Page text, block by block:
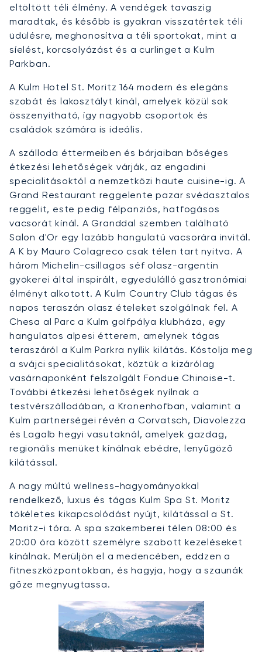
eltöltött téli élmény. A vendégek tavaszig
maradtak, és később is gyakran visszatértek téli
üdülésre, meghonosítva a téli sportokat, mint a
síelést, korcsolyázást és a curlinget a Kulm
Parkban.
A Kulm Hotel St. Moritz 164 modern és elegáns
szobát és lakosztályt kínál, amelyek közül sok
összenyitható, így nagyobb csoportok és
családok számára is ideális.
A szálloda éttermeiben és bárjaiban bőséges
étkezési lehetőségek várják, az engadini
specialitásoktól a nemzetközi haute cuisine-ig. A
Grand Restaurant reggelente pazar svédasztalos
reggelit, este pedig félpanziós, hatfogásos
vacsorát kínál. A Granddal szemben található
Salon d'Or egy lazább hangulatú vacsorára invitál.
A K by Mauro Colagreco csak télen tart nyitva. A
három Michelin-csillagos séf olasz-argentin
gyökerei által inspirált, egyedülálló gasztronómiai
élményt alkotott. A Kulm Country Club tágas és
napos teraszán olasz ételeket szolgálnak fel. A
Chesa al Parc a Kulm golfpálya klubháza, egy
hangulatos alpesi étterem, amelynek tágas
teraszáról a Kulm Parkra nyílik kilátás. Kóstolja meg
a svájci specialitásokat, köztük a kizárólag
vasárnaponként felszolgált Fondue Chinoise-t.
További étkezési lehetőségek nyílnak a
testvérszállodában, a Kronenhofban, valamint a
Kulm partnerségei révén a Corvatsch, Diavolezza
és Lagalb hegyi vasutaknál, amelyek gazdag,
regionális menüket kínálnak ebédre, lenyűgöző
kilátással.
A nagy múltú wellness-hagyományokkal
rendelkező, luxus és tágas Kulm Spa St. Moritz
tökéletes kikapcsolódást nyújt, kilátással a St.
Moritz-i tóra. A spa szakemberei télen 08:00 és
20:00 óra között személyre szabott kezeléseket
kínálnak. Merüljön el a medencében, eddzen a
fitneszközpontokban, és hagyja, hogy a szaunák
gőze megnyugtassa.